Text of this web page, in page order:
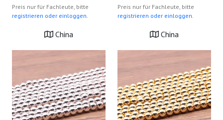
Preis nur für Fachleute, bitte
registrieren oder einloggen.
China
Preis nur für Fachleute, bitte
registrieren oder einloggen.
China